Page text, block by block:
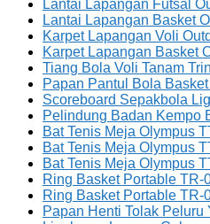
Lantai Lapangan Futsal
Lantai Lapangan Basket
Karpet Lapangan Voli
Karpet Lapangan Basket
Tiang Bola Voli Tanam
Papan Pantul Bola
Scoreboard Sepakbola
Pelindung Badan Kempo
Bat Tenis Meja Olympus
Bat Tenis Meja Olympus
Bat Tenis Meja Olympus
Ring Basket Portable
Ring Basket Portable TR-
Papan Henti Tolak Peluru